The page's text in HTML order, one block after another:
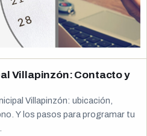
Villapinzón: Contacto y
Villapinzón: ubicación,
Y los pasos para programar tu